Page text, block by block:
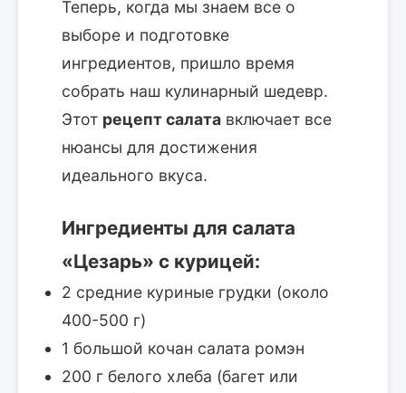
Теперь, когда мы знаем все о
выборе и подготовке
ингредиентов, пришло время
собрать наш кулинарный шедевр.
Этот рецепт салата включает все
нюансы для достижения
идеального вкуса.
Ингредиенты для салата
«Цезарь» с курицей:
2 средние куриные грудки (около
400-500 г)
1 большой кочан салата ромэн
200 г белого хлеба (багет или